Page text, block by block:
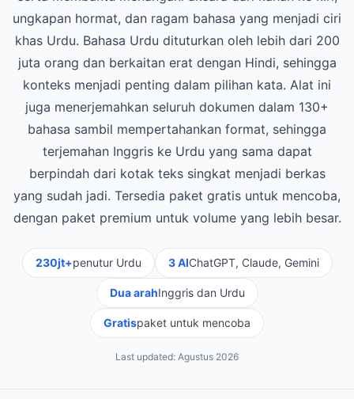
ungkapan hormat, dan ragam bahasa yang menjadi ciri
khas Urdu. Bahasa Urdu dituturkan oleh lebih dari 200
juta orang dan berkaitan erat dengan Hindi, sehingga
konteks menjadi penting dalam pilihan kata. Alat ini
juga menerjemahkan seluruh dokumen dalam 130+
bahasa sambil mempertahankan format, sehingga
terjemahan Inggris ke Urdu yang sama dapat
berpindah dari kotak teks singkat menjadi berkas
yang sudah jadi. Tersedia paket gratis untuk mencoba,
dengan paket premium untuk volume yang lebih besar.
230jt+penutur Urdu 3 AIChatGPT, Claude, Gemini
Dua arahInggris dan Urdu
Gratispaket untuk mencoba
Last updated: Agustus 2026